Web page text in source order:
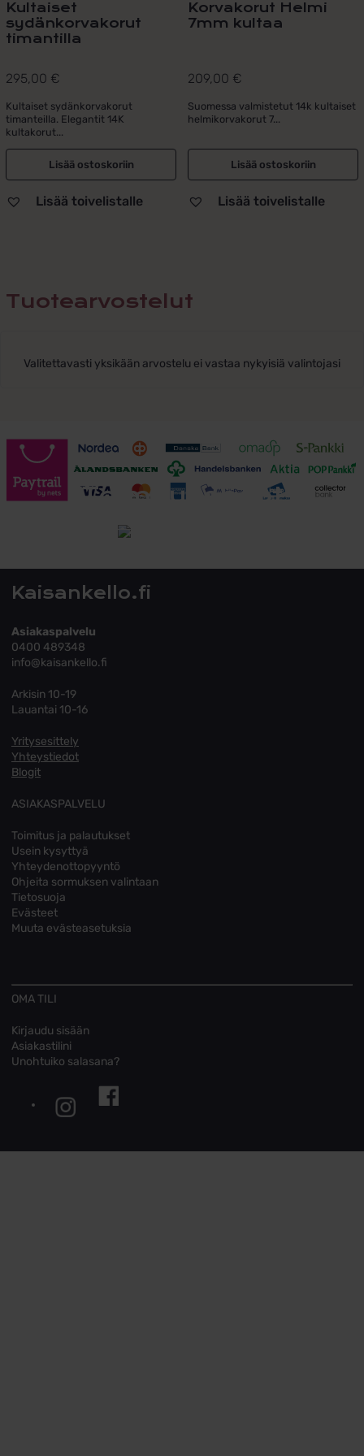
Kultaiset
sydänkorvakorut
timantilla
295,00 €
Kultaiset sydänkorvakorut
timanteilla. Elegantit 14K
kultakorut...
Lisää ostoskoriin
Lisää toivelistalle
Korvakorut Helmi
7mm kultaa
209,00 €
Suomessa valmistetut 14k kultaiset
helmikorvakorut 7...
Lisää ostoskoriin
Lisää toivelistalle
Tuotearvostelut
Valitettavasti yksikään arvostelu ei vastaa nykyisiä valintojasi
Toimitusehdot
Kaisankello.fi
Asiakaspalvelu
0400 489348
info@kaisankello.fi
Arkisin 10-19
Lauantai 10-16
Yritysesittely
Yhteystiedot
Blogit
ASIAKASPALVELU
Toimitus ja palautukset
Usein kysyttyä
Yhteydenottopyyntö
Ohjeita sormuksen valintaan
Tietosuoja
Evästeet
Muuta evästeasetuksia
OMA TILI
Kirjaudu sisään
Asiakastilini
Unohtuiko salasana?